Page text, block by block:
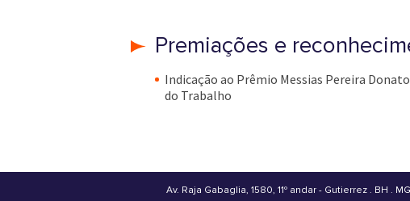
Premiações e
Indicação ao Prêmio Messias Pereira
do Trabalho
Av. Raja Gabaglia, 1580, 11º andar - Gutierrez. BH .